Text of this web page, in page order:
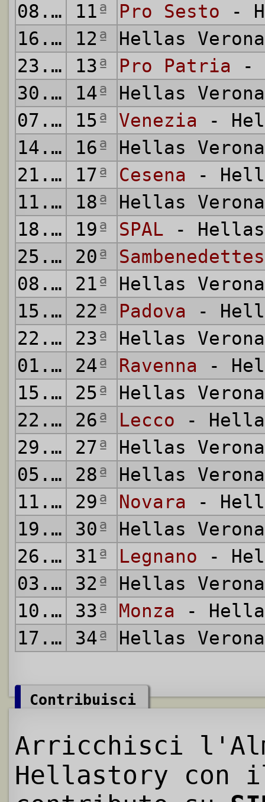
08.11.2008
11ª Pro Sesto -
16.11.2008
12ª
Hellas
23.11.2008
13ª Pro Patria -
30.11.2008
14ª
Hellas
07.12.2008
15ª Venezia -
14.12.2008
16ª
Hellas
21.12.2008
17ª Cesena -
11.01.2009
18ª
Hellas
18.01.2009
19ª SPAL - Hellas
25.01.2009
20ª
08.02.2009
21ª
Hellas
15.02.2009
22ª Padova -
22.02.2009
23ª
Hellas
01.03.2009
24ª Ravenna -
15.03.2009
25ª
Hellas
22.03.2009
26ª Lecco -
29.03.2009
27ª
Hellas
05.04.2009
28ª
Hellas
11.04.2009
29ª Novara -
19.04.2009
30ª
Hellas
26.04.2009
31ª Legnano -
03.05.2009
32ª
Hellas
10.05.2009
33ª Monza -
17.05.2009
34ª Hellas
Contribuisci
Arricchisci
Hellastory con